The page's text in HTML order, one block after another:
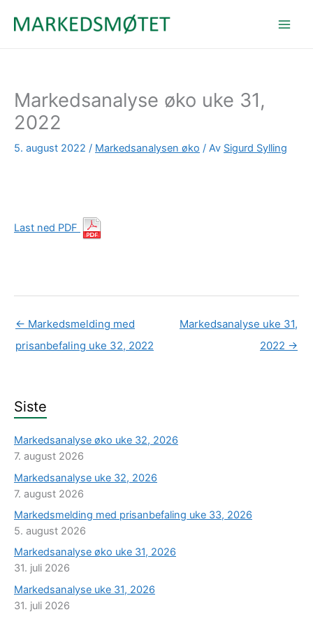
Markedsanalyse øko uke 31,
2022
5. august 2022 / Markedsanalysen øko / Av Sigurd Sylling
Last ned PDF
← Markedsmelding med
prisanbefaling uke 32, 2022
Markedsanalyse uke 31,
2022 →
Siste
Markedsanalyse øko uke 32, 2026
7. august 2026
Markedsanalyse uke 32, 2026
7. august 2026
Markedsmelding med prisanbefaling uke 33, 2026
5. august 2026
Markedsanalyse øko uke 31, 2026
31. juli 2026
Markedsanalyse uke 31, 2026
31. juli 2026